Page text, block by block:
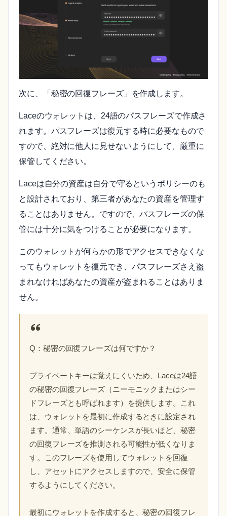
次に、「秘密の回復フレーズ」を作成します。
Laceのウォレットは、24語のパスフレーズで作成さ
れます。パスフレーズは復元する時に必要なもので
すので、絶対に他人に見せないようにして、厳重に
保管してください。
Laceは自分の資産は自分で守るというポリシーのも
と設計されており、第三者があなたの資産を管理す
ることはありません。ですので、パスフレーズの保
管には十分に気をつけることが必要になります。
このウォレットが何らかの形でアクセスできなくな
ってもウォレットを復元でき、パスフレーズさえ盗
まれなければあなたの資産が盗まれることはありま
せん。
Q：秘密の回復フレーズは何ですか？
プライベートキーは覚えにくいため、Laceは24語
の秘密の回復フレーズ（ニーモニックまたはシー
ドフレーズとも呼ばれます）を提供します。これ
は、ウォレットを最初に作成するときに設定され
ます。通常、単語のシーケンスが長いほど、秘密
の回復フレーズを推測される可能性が低くなりま
す。このフレーズを使用してウォレットを回復
し、アセットにアクセスしますので、安全に保管
するようにしてください。
最初にウォレットを作成すると、秘密の回復フレ